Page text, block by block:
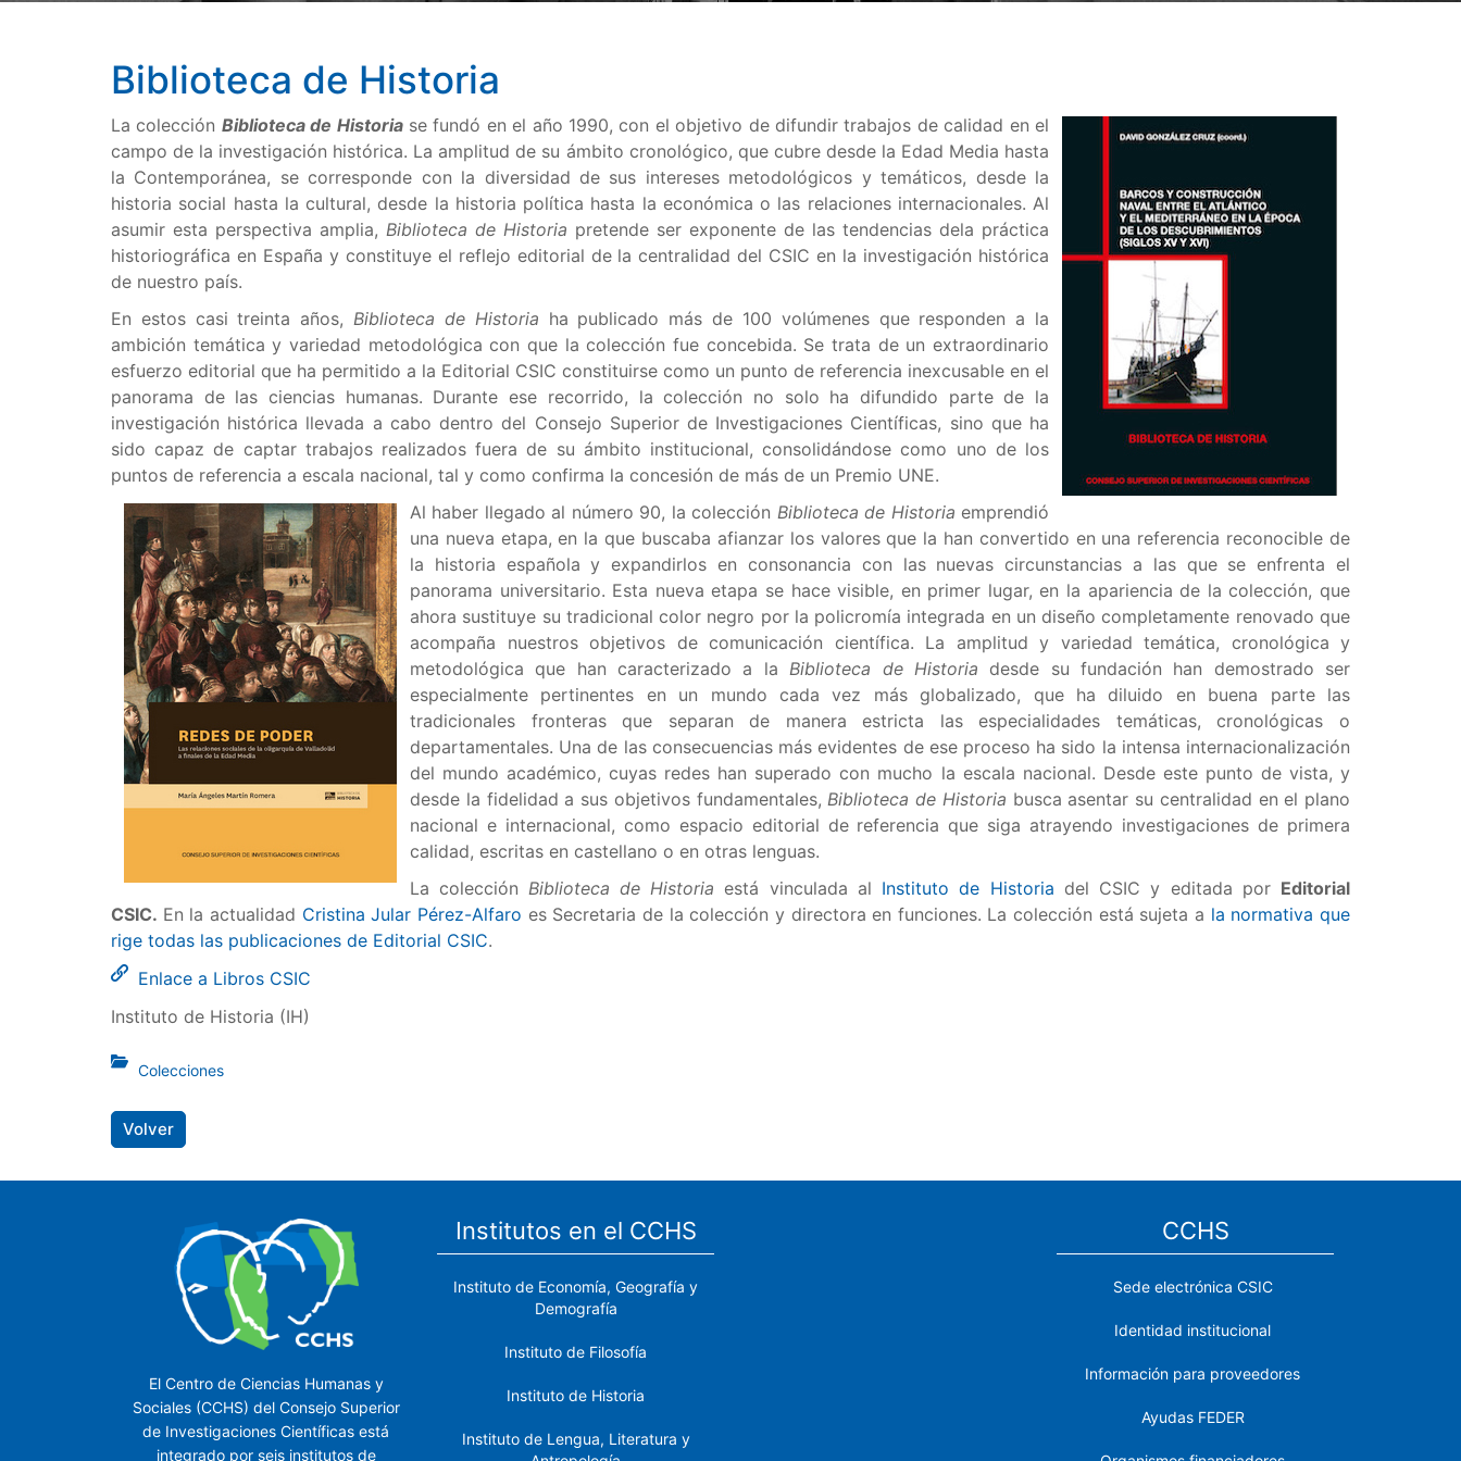
Biblioteca de Historia
La colección Biblioteca de Historiase fundó en el año 1990, con el objetivo de difundir trabajos de calidad en el
campo de la investigación histórica. La amplitud de su ámbito cronológico, que cubre desde la Edad Media hasta
la Contemporánea, se corresponde con la diversidad de sus intereses metodológicos y temáticos, desde la
historia social hasta la cultural, desde la historia política hasta la económica o las relaciones internacionales. Al
asumir esta perspectiva amplia, Biblioteca de Historia pretende ser exponente de las tendencias dela práctica
historiográfica en España y constituye el reflejo editorial de la centralidad del CSIC en la investigación histórica
de nuestro país.
En estos casi treinta años,Biblioteca de Historia ha publicado más de 100 volúmenes que responden a la
ambición temática y variedad metodológica con que la colección fue concebida. Se trata de un extraordinario
esfuerzo editorial que ha permitido a la Editorial CSIC constituirse como un punto de referencia inexcusable en el
panorama de las ciencias humanas. Durante ese recorrido, la colección no solo ha difundido parte de la
investigación histórica llevada a cabo dentro del Consejo Superior de Investigaciones Científicas, sino que ha
sido capaz de captar trabajos realizados fuera de su ámbito institucional, consolidándose como uno de los
puntos de referencia a escala nacional, tal y como confirma la concesión de más de un Premio UNE.
Al haber llegado al número 90, la colección Biblioteca de Historia emprendió
una nueva etapa, en la que buscaba afianzar los valores que la han convertido en una referencia reconocible de
la historia española y expandirlos en consonancia con las nuevas circunstancias a las que se enfrenta el
panorama universitario. Esta nueva etapa se hace visible, en primer lugar, en la apariencia de la colección, que
ahora sustituye su tradicional color negro por la policromía integrada en un diseño completamente renovado que
acompaña nuestros objetivos de comunicación científica. La amplitud y variedad temática, cronológica y
metodológica que han caracterizado a laBiblioteca de Historia desde su fundación han demostrado ser
especialmente pertinentes en un mundo cada vez más globalizado, que ha diluido en buena parte las
tradicionales fronteras que separan de manera estricta las especialidades temáticas, cronológicas o
departamentales. Una de las consecuencias más evidentes de ese proceso ha sido la intensa internacionalización
del mundo académico, cuyas redes han superado con mucho la escala nacional. Desde este punto de vista, y
desde la fidelidad a sus objetivos fundamentales,Biblioteca de Historia busca asentar su centralidad en el plano
nacional e internacional, como espacio editorial de referencia que siga atrayendo investigaciones de primera
calidad, escritas en castellano o en otras lenguas.
La colección Biblioteca de Historia está vinculada al Instituto de Historia del CSIC y editada por Editorial
CSIC. En la actualidad Cristina Jular Pérez-Alfaro es Secretaria de la colección y directora en funciones. La colección está sujeta a la normativa que
rige todas las publicaciones de Editorial CSIC.
Enlace a Libros CSIC
Instituto de Historia (IH)
Colecciones
Volver
El Centro de Ciencias Humanas y
Sociales (CCHS) del Consejo Superior
de Investigaciones Científicas está
integrado por seis institutos de
Institutos en el CCHS
Instituto de Economía, Geografía y
Demografía
Instituto de Filosofía
Instituto de Historia
Instituto de Lengua, Literatura y
CCHS
Sede electrónica CSIC
Identidad institucional
Información para proveedores
Ayudas FEDER